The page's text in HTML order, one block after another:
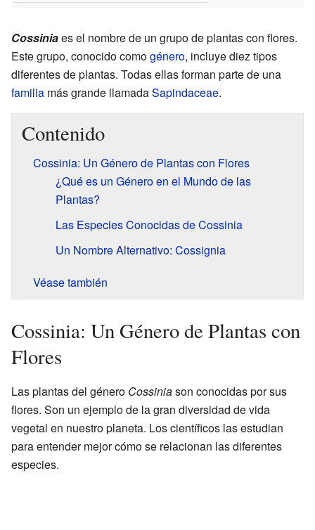
Cossiniaes el nombre de un grupo de plantas con flores.
Este grupo, conocido comogénero, incluye diez tipos
diferentes de plantas. Todas ellas forman parte de una
familia más grande llamadaSapindaceae.
Contenido
Cossinia: Un Género de Plantas con Flores
¿Qué es un Género en el Mundo de las
Plantas?
Las Especies Conocidas de Cossinia
Un Nombre Alternativo: Cossignia
Véase también
Cossinia: Un Género de Plantas con
Flores
Las plantas del género Cossiniason conocidas por sus
flores. Son un ejemplo de la gran diversidad de vida
vegetal en nuestro planeta. Los científicos las estudian
para entender mejor cómo se relacionan las diferentes
especies.